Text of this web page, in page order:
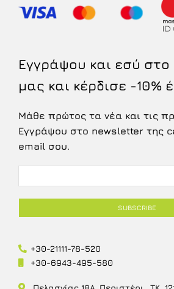
Εγγράψου και εσύ
μας και κέρδισε -10%
Μάθε πρώτος τα νέα και τις
Εγγράψου στο newsletter της
email σου.
+30-21111-78-520
+30-6943-495-580